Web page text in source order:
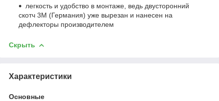
легкость и удобство в монтаже, ведь двусторонний
скотч 3М (Германия) уже вырезан и нанесен на
дефлекторы производителем
Скрыть
Характеристики
Основные